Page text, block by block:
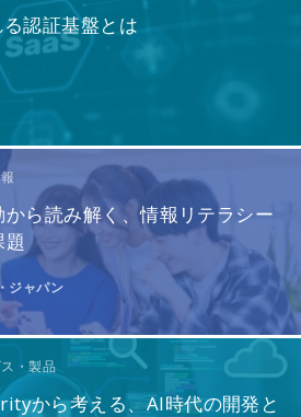
認証基盤とは
ら読み解く、情報リテラシー
ジャパン
・製品
から考える、AI時代の開発と